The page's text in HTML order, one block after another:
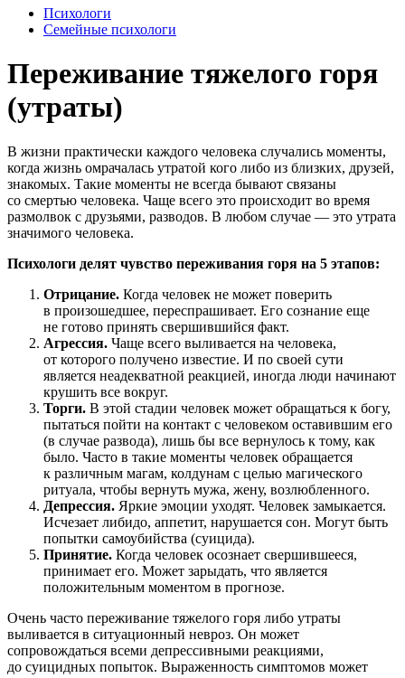
Психологи
Семейные психологи
Переживание тяжелого горя
(утраты)
В жизни практически каждого человека случались моменты,
когда жизнь омрачалась утратой кого либо из близких, друзей,
знакомых. Такие моменты не всегда бывают связаны
со смертью человека. Чаще всего это происходит во время
размолвок с друзьями, разводов. В любом случае — это утрата
значимого человека.
Психологи делят чувство переживания горя на 5 этапов:
Отрицание. Когда человек не может поверить
в произошедшее, переспрашивает. Его сознание еще
не готово принять свершившийся факт.
Агрессия. Чаще всего выливается на человека,
от которого получено известие. И по своей сути
является неадекватной реакцией, иногда люди начинают
крушить все вокруг.
Торги. В этой стадии человек может обращаться к богу,
пытаться пойти на контакт с человеком оставившим его
(в случае развода), лишь бы все вернулось к тому, как
было. Часто в такие моменты человек обращается
к различным магам, колдунам с целью магического
ритуала, чтобы вернуть мужа, жену, возлюбленного.
Депрессия. Яркие эмоции уходят. Человек замыкается.
Исчезает либидо, аппетит, нарушается сон. Могут быть
попытки самоубийства (суицида).
Принятие. Когда человек осознает свершившееся,
принимает его. Может зарыдать, что является
положительным моментом в прогнозе.
Очень часто переживание тяжелого горя либо утраты
выливается в ситуационный невроз. Он может
сопровождаться всеми депрессивными реакциями,
до суицидных попыток. Выраженность симптомов может